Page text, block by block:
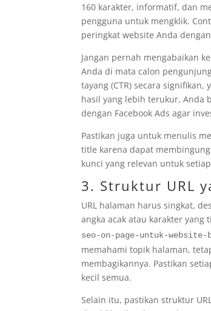
160 karakter, informatif, dan
pengguna untuk mengklik.
peringkat website Anda
Jangan pernah mengabaikan
Anda di mata calon
tayang (CTR) secara
hasil yang lebih terukur, Anda
dengan Facebook Ads agar
Pastikan juga untuk menulis
title karena dapat
kunci yang relevan untuk
3. Struktur URL
URL halaman harus singkat,
angka acak atau karakter yang
seo-on-page-untuk-
memahami topik halaman,
membagikannya. Pastikan
kecil semua.
Selain itu, pastikan struktur